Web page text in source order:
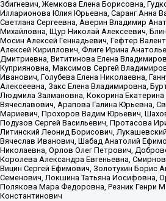
Збигневич, Жемкова Елена Борисовна,
Илларионова Юлия Юрьевна, Саранг Анна
Светлана Сергеевна, Аверин Владимир
Михайловна, Щур Николай Алексеевич,
Мосин Алексей Геннадьевич, Гефтер
Алексей Кириллович, Флиге Ирина
Дмитриевна, Вититинова Елена
Куприяновна, Максимов Сергей
Иванович, Голубева Елена Николаевна,
Алексеевна, Закс Елена Владимировна,
Людмила Залмановна, Кокорина
Вячеславович, Арапова Галина Юрьевна,
Мариевич, Прохоров Вадим Юрьевич,
Подузов Сергей Васильевич, Протасова
Литинский Леонид Борисович,
Вячеслав Иванович, Шабад Анатолий
Николаевна, Орлов Олег Петрович,
Королева Александра Евгеньевна,
Вицин Сергей Ефимович, Золотухин Борис
Семенович, Локшина Татьяна Иосифовна,
Полякова Мара Федоровна, Резник Генри
Константинович